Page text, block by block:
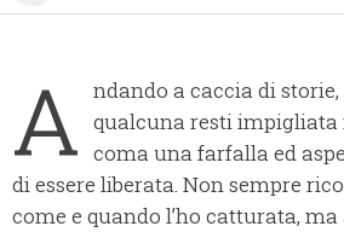
A ndando a caccia di
qualcuna resti
coma una farfalla ed
di essere liberata. Non sempre
come e quando l’ho catturata,